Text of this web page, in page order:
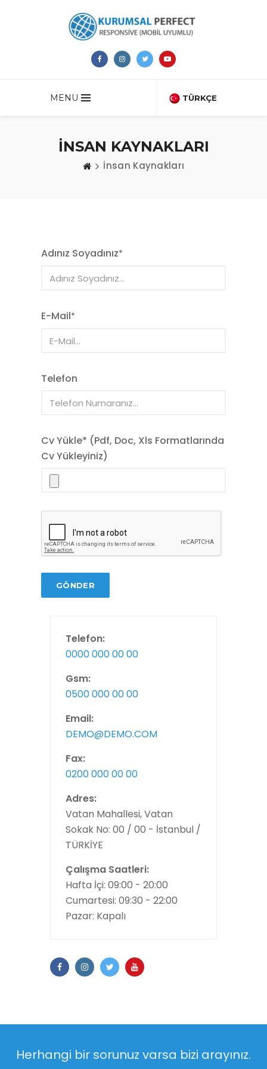
TÜRKÇE
MENU
İNSAN KAYNAKLARI
İnsan Kaynakları
Adınız Soyadınız*
E-Mail*
Telefon
Cv Yükle* (Pdf, Doc, Xls Formatlarında
Cv Yükleyiniz)
GÖNDER
Telefon:
0000 000 00 00
Gsm:
0500 000 00 00
Email:
DEMO@DEMO.COM
Fax:
0200 000 00 00
Adres:
Vatan Mahallesi, Vatan
Sokak No: 00 / 00 - İstanbul /
TÜRKİYE
Çalışma Saatleri:
Hafta İçi: 09:00 - 20:00
Cumartesi: 09:30 - 22:00
Pazar: Kapalı
Herhangi bir sorunuz varsa bizi arayınız.